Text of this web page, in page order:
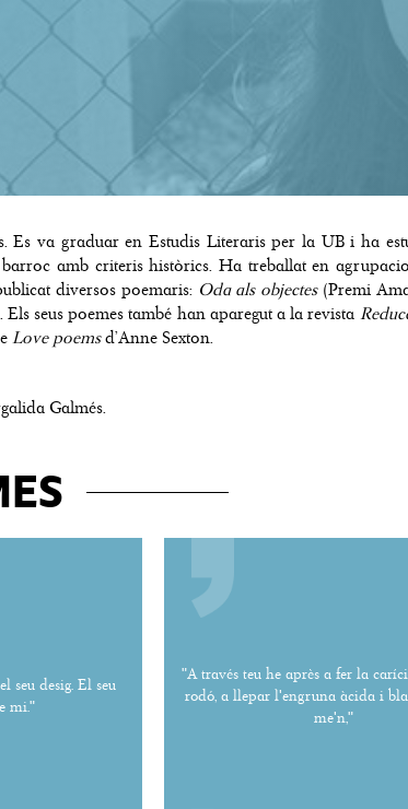
Es va graduar en Estudis Literaris per la UB i ha
amb criteris històrics. Ha treballat en
diversos poemaris: Oda als objectes (Premi
seus poemes també han aparegut a la revista
Love poemsd’Anne Sexton.
Galmés.
seu desig. El seu
mi."
"A través teu he après a fer la
rodó, a llepar l'engruna àcida i
me'n,"